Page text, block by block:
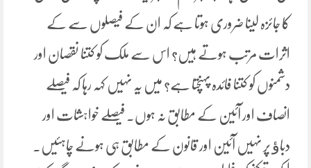
کا جائزہ لینا ضروری ہوتا ہے کہ ان کے فیصلوں سے کے
اثرات مرتب ہوتے ہیں؟ اس سے ملک کو کتنا نقصان اور
دشمنوں کو کتنا فائدہ پہنچتا ہے؟ میں یہ نہیں کہہ رہا کہ فیصلے
انصاف اور آئین کے مطابق نہ ہوں۔ فیصلے خواہشات اور
دباﺅ پر نہیں آئین اور قانون کے مطابق ہی ہونے چاہئیں۔